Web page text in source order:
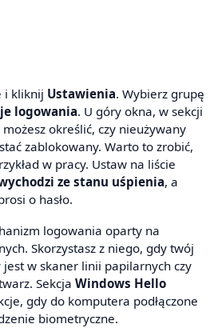
i kliknij Ustawienia. Wybierz grupę
logowania. U góry okna, w sekcji
możesz określić, czy nieużywany
zablokowany. Warto to zrobić,
w pracy. Ustaw na liście
ze stanu uśpienia, a
o hasło.
logowania oparty na
Skorzystasz z niego, gdy twój
w skaner linii papilarnych czy
Sekcja Windows Hello
gdy do komputera podłączone
biometryczne.